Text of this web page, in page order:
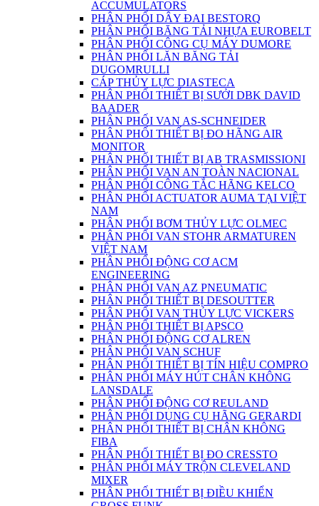
ACCUMULATORS
PHÂN PHỐI DÂY ĐAI BESTORQ
PHÂN PHỐI BĂNG TẢI NHỰA EUROBELT
PHÂN PHỐI CÔNG CỤ MÁY DUMORE
PHÂN PHỐI LĂN BĂNG TẢI
DUGOMRULLI
CÁP THỦY LỰC DIASTECA
PHÂN PHỐI THIẾT BỊ SƯỞI DBK DAVID
BAADER
PHÂN PHỐI VAN AS-SCHNEIDER
PHÂN PHỐI THIẾT BỊ ĐO HÃNG AIR
MONITOR
PHÂN PHỐI THIẾT BỊ AB TRASMISSIONI
PHÂN PHỐI VAN AN TOÀN NACIONAL
PHÂN PHỐI CÔNG TẮC HÃNG KELCO
PHÂN PHỐI ACTUATOR AUMA TẠI VIỆT
NAM
PHÂN PHỐI BƠM THỦY LỰC OLMEC
PHÂN PHỐI VAN STOHR ARMATUREN
VIỆT NAM
PHÂN PHỐI ĐỘNG CƠ ACM
ENGINEERING
PHÂN PHỐI VAN AZ PNEUMATIC
PHÂN PHỐI THIẾT BỊ DESOUTTER
PHÂN PHỐI VAN THỦY LỰC VICKERS
PHÂN PHỐI THIẾT BỊ APSCO
PHÂN PHỐI ĐỘNG CƠ ALREN
PHÂN PHỐI VAN SCHUF
PHÂN PHỐI THIẾT BỊ TÍN HIỆU COMPRO
PHÂN PHỐI MÁY HÚT CHÂN KHÔNG
LANSDALE
PHÂN PHỐI ĐỘNG CƠ REULAND
PHÂN PHỐI DỤNG CỤ HÃNG GERARDI
PHÂN PHỐI THIẾT BỊ CHÂN KHÔNG
FIBA
PHÂN PHỐI THIẾT BỊ ĐO CRESSTO
PHÂN PHỐI MÁY TRỘN CLEVELAND
MIXER
PHÂN PHỐI THIẾT BỊ ĐIỀU KHIỂN